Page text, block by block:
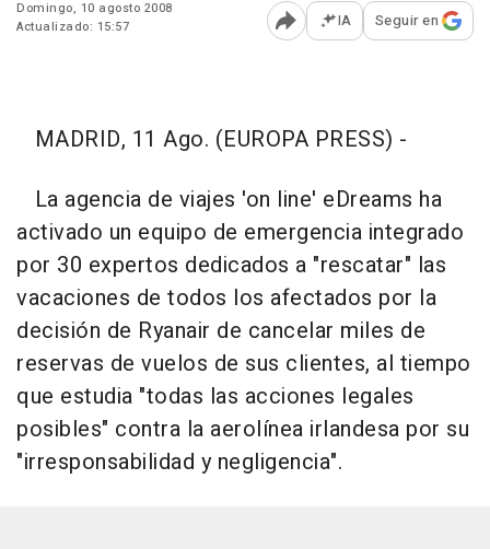
Domingo, 10 agosto 2008
Actualizado: 15:57
Abrir opciones para
IA Seguir en
MADRID, 11 Ago. (EUROPA PRESS) -
La agencia de viajes 'on line' eDreams ha
activado un equipo de emergencia integrado
por 30 expertos dedicados a "rescatar" las
vacaciones de todos los afectados por la
decisión de Ryanair de cancelar miles de
reservas de vuelos de sus clientes, al tiempo
que estudia "todas las acciones legales
posibles" contra la aerolínea irlandesa por su
"irresponsabilidad y negligencia".